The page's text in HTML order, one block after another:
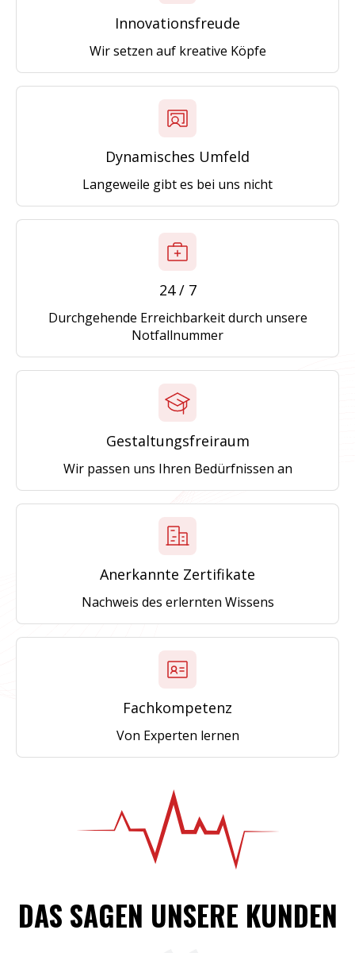
Innovationsfreude
Wir setzen auf kreative Köpfe
Dynamisches Umfeld
Langeweile gibt es bei uns nicht
24 / 7
Durchgehende Erreichbarkeit durch unsere
Notfallnummer
Gestaltungsfreiraum
Wir passen uns Ihren Bedürfnissen an
Anerkannte Zertifikate
Nachweis des erlernten Wissens
Fachkompetenz
Von Experten lernen
DAS SAGEN UNSERE KUNDEN